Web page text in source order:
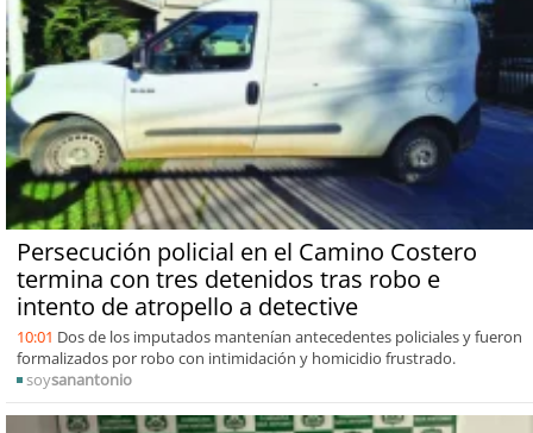
Persecución policial en el Camino Costero
termina con tres detenidos tras robo e
intento de atropello a detective
10:01 Dos de los imputados mantenían antecedentes policiales y fueron
formalizados por robo con intimidación y homicidio frustrado.
soysanantonio